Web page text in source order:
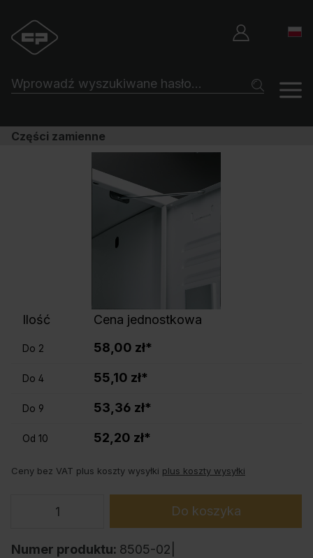
Części zamienne
Ilość Cena jednostkowa
Do 2 58,00 zł*
Do 4 55,10 zł*
Do 9 53,36 zł*
Od 10 52,20 zł*
Ceny bez VAT plus koszty wysyłki plus koszty wysyłki
Do koszyka
Numer produktu: 8505-02|